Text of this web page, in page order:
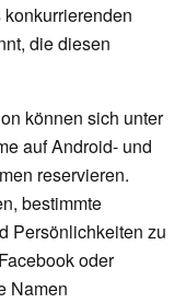
die diesen
können sich unter
auf Android- und
reservieren.
bestimmte
Persönlichkeiten zu
oder
Namen